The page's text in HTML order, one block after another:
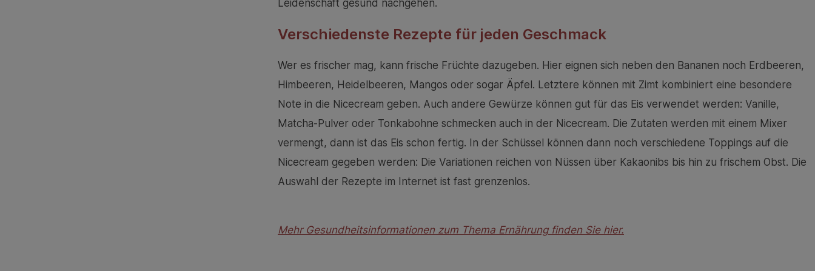
Leidenschaft gesund nachgehen.
Verschiedenste Rezepte für jeden Geschmack
Wer es frischer mag, kann frische Früchte dazugeben. Hier eignen sich neben den Bananen noch Erdbeeren,
Himbeeren, Heidelbeeren, Mangos oder sogar Äpfel. Letztere können mit Zimt kombiniert eine besondere
Note in die Nicecream geben. Auch andere Gewürze können gut für das Eis verwendet werden: Vanille,
Matcha-Pulver oder Tonkabohne schmecken auch in der Nicecream. Die Zutaten werden mit einem Mixer
vermengt, dann ist das Eis schon fertig. In der Schüssel können dann noch verschiedene Toppings auf die
Nicecream gegeben werden: Die Variationen reichen von Nüssen über Kakaonibs bis hin zu frischem Obst. Die
Auswahl der Rezepte im Internet ist fast grenzenlos.
Mehr Gesundheitsinformationen zum Thema Ernährung finden Sie hier.